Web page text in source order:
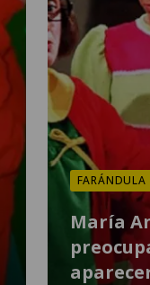
FARÁNDULA
María